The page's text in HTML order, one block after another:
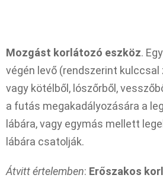
Mozgást korlátozó eszköz.
végén levő (rendszerint
vagy kötélből, lószőrből,
a futás megakadályozására a
lábára, vagy egymás mellett
lábára csatolják.
Átvitt értelemben: Erőszakos